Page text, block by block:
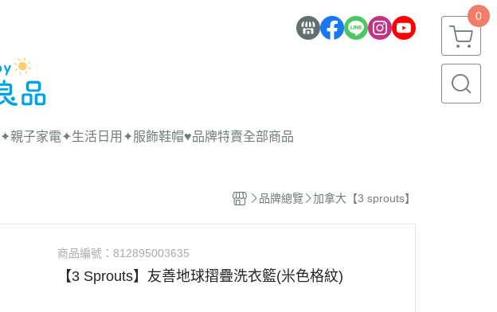
0
✦親子家電✦生活日用 ✦服飾鞋帽♥品牌特賣全部商品
品牌總覽 加拿大【3 sprouts】
商品編號：812895003635
【3 Sprouts】友善地球摺疊洗衣籃(米色格紋)